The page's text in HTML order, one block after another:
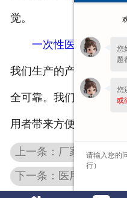
觉。
一次性医用中单 是
我们生产的产品不论是
全可靠。我们的设计工
用者带来方便并提高其
上一条：厂家为您讲
下一条：医用防护服与
您
题
您
或